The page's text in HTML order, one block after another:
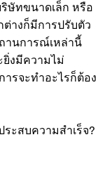
ษัทขนาดเล็ก หรือ
างก็มีการปรับตัว
านการณ์เหล่านี้
ยิ่งมีความไม่
รจะทำอะไรก็ต้อง
ระสบความสำเร็จ?